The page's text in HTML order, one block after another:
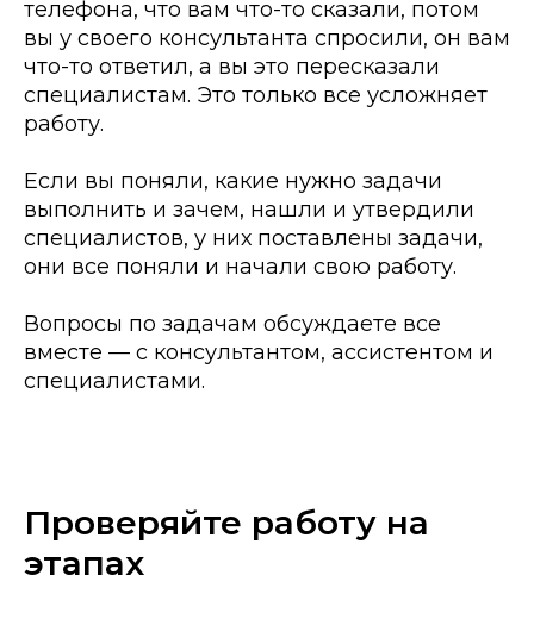
телефона, что вам что-то сказали, потом
вы у своего консультанта спросили, он вам
что-то ответил, а вы это пересказали
специалистам. Это только все усложняет
работу.
Если вы поняли, какие нужно задачи
выполнить и зачем, нашли и утвердили
специалистов, у них поставлены задачи,
они все поняли и начали свою работу.
Вопросы по задачам обсуждаете все
вместе — с консультантом, ассистентом и
специалистами.
Проверяйте работу на
этапах